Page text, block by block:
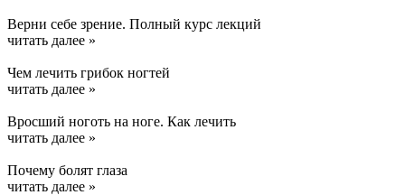
Верни себе зрение. Полный курс лекций
читать далее »
Чем лечить грибок ногтей
читать далее »
Вросший ноготь на ноге. Как лечить
читать далее »
Почему болят глаза
читать далее »